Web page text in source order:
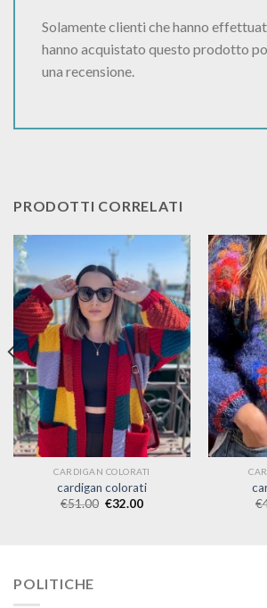
Solamente clienti che hanno
hanno acquistato questo prodotto
una recensione.
PRODOTTI CORRELATI
CARDIGAN COLORATI
cardigan colorati
€51.00 €32.00
€
POLITICHE